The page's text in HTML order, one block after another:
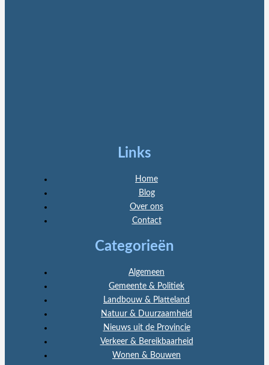
Links
Home
Blog
Over ons
Contact
Categorieën
Algemeen
Gemeente & Politiek
Landbouw & Platteland
Natuur & Duurzaamheid
Nieuws uit de Provincie
Verkeer & Bereikbaarheid
Wonen & Bouwen